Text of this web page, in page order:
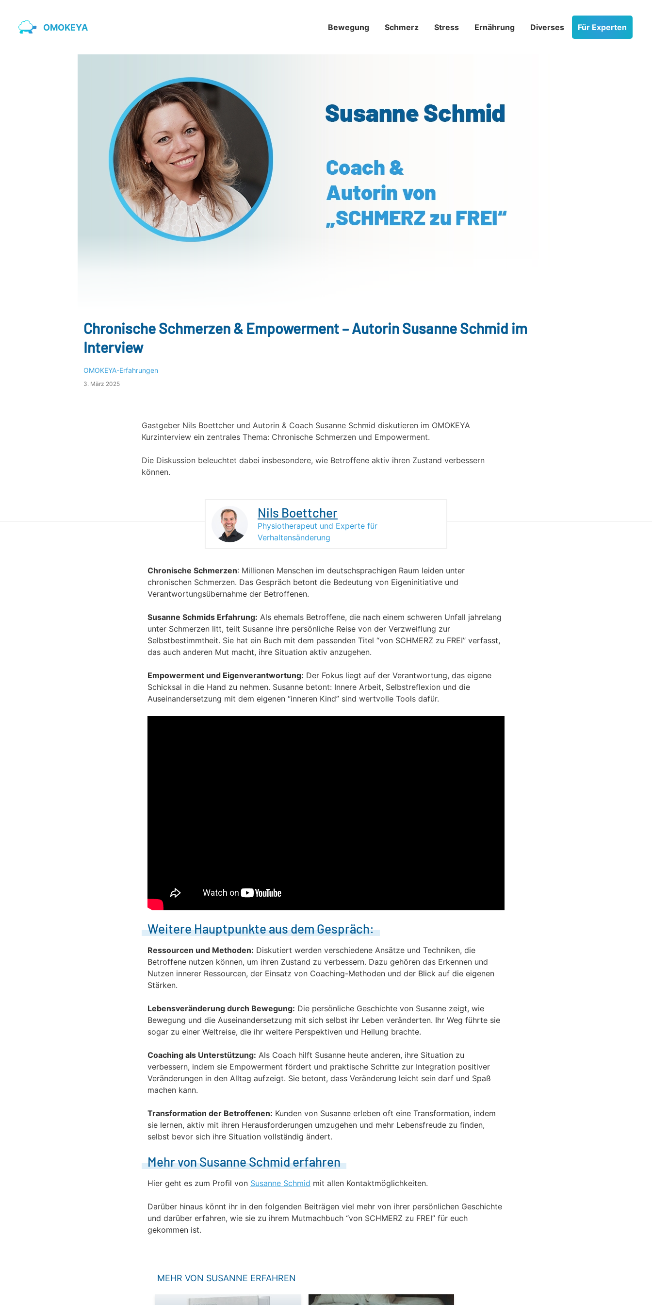
OMOKEYA Für Experten
Bewegung Schmerz­ Stress­ Ernährung Diverses
Chronische Schmerzen & Empowerment – Autorin Susanne Schmid im
Interview
OMOKEYA-Erfahrungen
3. März 2025
Gastgeber Nils Boettcher und Autorin & Coach Susanne Schmid diskutieren im OMOKEYA
Kurzinterview ein zentrales Thema: Chronische Schmerzen und Empowerment.
Die Diskussion beleuchtet dabei insbesondere, wie Betroffene aktiv ihren Zustand verbessern
können.
Nils Boettcher
Physiotherapeut und Experte für
Verhaltensänderung
Chronische Schmerzen: Millionen Menschen im deutschsprachigen Raum leiden unter
chronischen Schmerzen. Das Gespräch betont die Bedeutung von Eigeninitiative und
Verantwortungsübernahme der Betroffenen.
Susanne Schmids Erfahrung: Als ehemals Betroffene, die nach einem schweren Unfall jahrelang
unter Schmerzen litt, teilt Susanne ihre persönliche Reise von der Verzweiflung zur
Selbstbestimmtheit. Sie hat ein Buch mit dem passenden Titel “von SCHMERZ zu FREI” verfasst,
das auch anderen Mut macht, ihre Situation aktiv anzugehen.
Empowerment und Eigenverantwortung: Der Fokus liegt auf der Verantwortung, das eigene
Schicksal in die Hand zu nehmen. Susanne betont: Innere Arbeit, Selbstreflexion und die
Auseinandersetzung mit dem eigenen “inneren Kind” sind wertvolle Tools dafür.
Weitere Hauptpunkte aus dem Gespräch:
Ressourcen und Methoden: Diskutiert werden verschiedene Ansätze und Techniken, die
Betroffene nutzen können, um ihren Zustand zu verbessern. Dazu gehören das Erkennen und
Nutzen innerer Ressourcen, der Einsatz von Coaching-Methoden und der Blick auf die eigenen
Stärken.
Lebensveränderung durch Bewegung: Die persönliche Geschichte von Susanne zeigt, wie
Bewegung und die Auseinandersetzung mit sich selbst ihr Leben veränderten. Ihr Weg führte sie
sogar zu einer Weltreise, die ihr weitere Perspektiven und Heilung brachte.
Coaching als Unterstützung: Als Coach hilft Susanne heute anderen, ihre Situation zu
verbessern, indem sie Empowerment fördert und praktische Schritte zur Integration positiver
Veränderungen in den Alltag aufzeigt. Sie betont, dass Veränderung leicht sein darf und Spaß
machen kann.
Transformation der Betroffenen: Kunden von Susanne erleben oft eine Transformation, indem
sie lernen, aktiv mit ihren Herausforderungen umzugehen und mehr Lebensfreude zu finden,
selbst bevor sich ihre Situation vollständig ändert.
Mehr von Susanne Schmid erfahren
Hier geht es zum Profil von Susanne Schmid mit allen Kontaktmöglichkeiten.
Darüber hinaus könnt ihr in den folgenden Beiträgen viel mehr von ihrer persönlichen Geschichte
und darüber erfahren, wie sie zu ihrem Mutmachbuch “von SCHMERZ zu FREI” für euch
gekommen ist.
MEHR VON SUSANNE ERFAHREN